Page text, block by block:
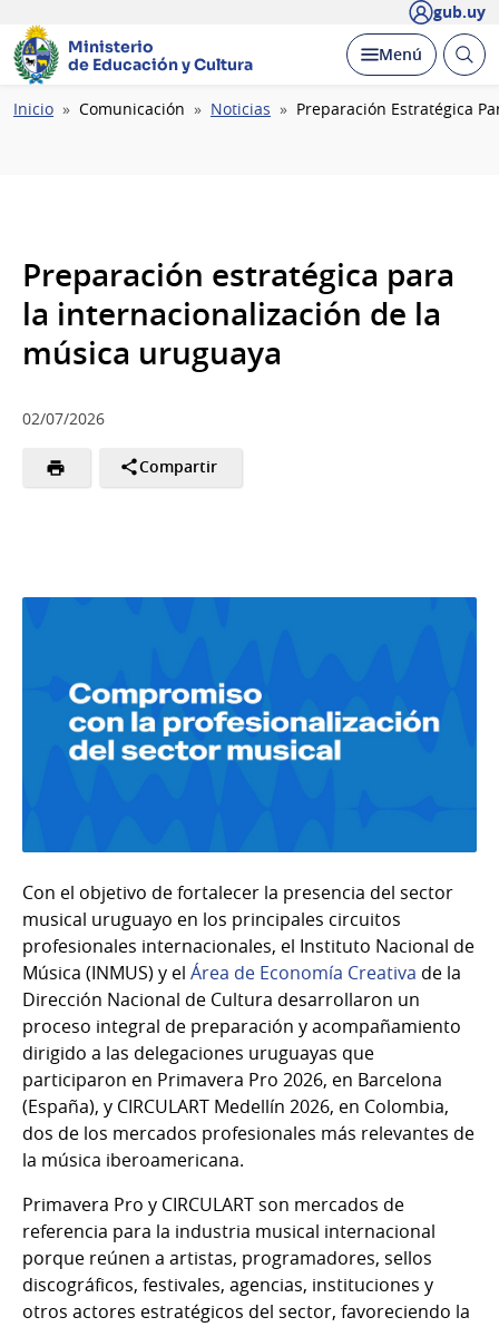
gub.uy
Ministerio
de Educación y Cultura
Desplegar
Menú Abrir
Ruta
Inicio Comunicación Noticias Preparación Estratégica
Preparación estratégica para
la internacionalización de la
música uruguaya
02/07/2026
Compartir
Con el objetivo de fortalecer la presencia del sector
musical uruguayo en los principales circuitos
profesionales internacionales, el Instituto Nacional de
Música (INMUS) y el Área de Economía Creativa de la
Dirección Nacional de Cultura desarrollaron un
proceso integral de preparación y acompañamiento
dirigido a las delegaciones uruguayas que
participaron en Primavera Pro 2026, en Barcelona
(España), y CIRCULART Medellín 2026, en Colombia,
dos de los mercados profesionales más relevantes de
la música iberoamericana.
Primavera Pro y CIRCULART son mercados de
referencia para la industria musical internacional
porque reúnen a artistas, programadores, sellos
discográficos, festivales, agencias, instituciones y
otros actores estratégicos del sector, favoreciendo la